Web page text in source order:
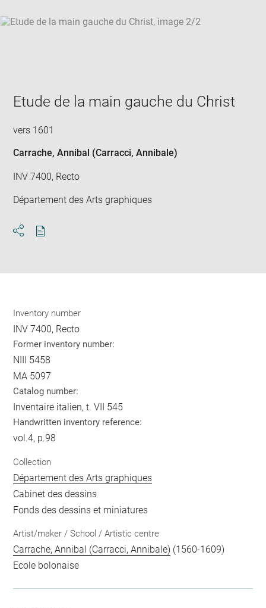
Etude de la main gauche du Christ
vers 1601
Carrache, Annibal (Carracci, Annibale)
INV 7400, Recto
Département des Arts graphiques
Inventory number
INV 7400, Recto
Former inventory number:
NIII 5458
MA 5097
Catalog number:
Inventaire italien, t. VII 545
Handwritten inventory reference:
vol.4, p.98
Collection
Département des Arts graphiques
Cabinet des dessins
Fonds des dessins et miniatures
Artist/maker / School / Artistic centre
Carrache, Annibal (Carracci, Annibale) (1560-1609)
Ecole bolonaise